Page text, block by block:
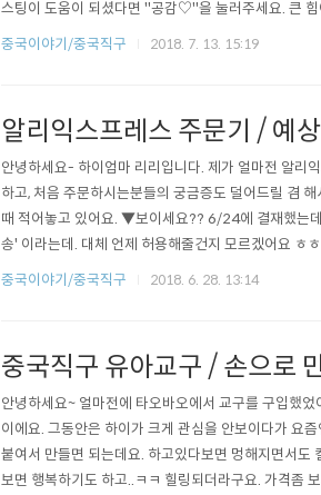
스팅이 도움이 되셨다면 "공감♡"을 눌러주세요. 큰
레스에서 마스킹테이프, 필통 구입~! / 좌표있어요 /
중국이야기/중국직구 2018. 7. 13. 15:19
알리익스프레스 주문기 / 예
안녕하세요- 하이엄마 리리입니다. 제가 얼마전 알리
하고, 처음 주문하시는분들의 궁금증도 덜어드릴 겸
때 적어놓고 있어요. ▼보이세요?? 6/24에 결재했는
송' 이라는데. 대체 언제 허용해줄건지 모르겠어요 ㅎ
가 구매한 물건이 무엇인지 궁금하시다면 아래 포스
중국이야기/중국직구 2018. 6. 28. 13:14
중국직구 유아교구 / 손으로
안녕하세요~ 얼마전에 타오바오에서 교구를 구입했
이에요. 그동안은 하이가 크게 관심을 안보이다가 요
붙여서 만들면 되는데요. 하고있다보면 멍해지면서도
보면 행복하기도 하고..ㅋㅋ 힐링되더라구요. 가격좀